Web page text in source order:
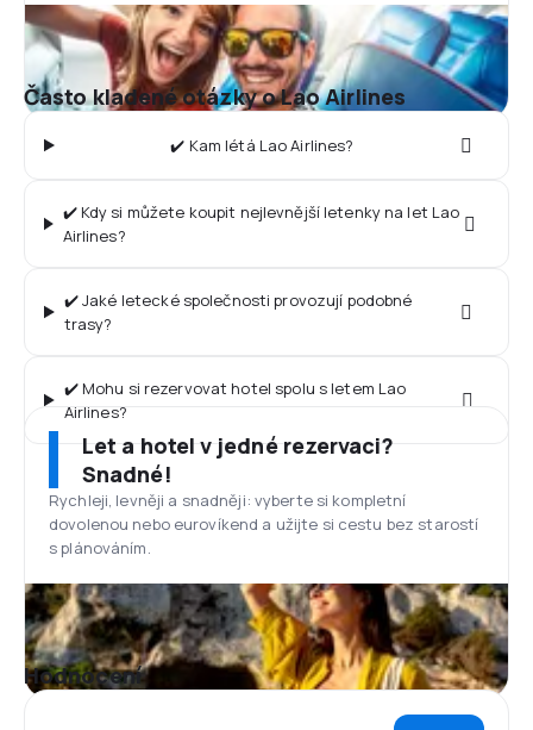
Často kladené otázky o Lao Airlines
✔️ Kam létá Lao Airlines?
✔️ Kdy si můžete koupit nejlevnější letenky na let Lao
Airlines?
✔️ Jaké letecké společnosti provozují podobné
trasy?
✔️ Mohu si rezervovat hotel spolu s letem Lao
Airlines?
Let a hotel v jedné rezervaci?
Snadné!
Rychleji, levněji a snadněji: vyberte si kompletní
dovolenou nebo eurovíkend a užijte si cestu bez starostí
s plánováním.
Hodnocení